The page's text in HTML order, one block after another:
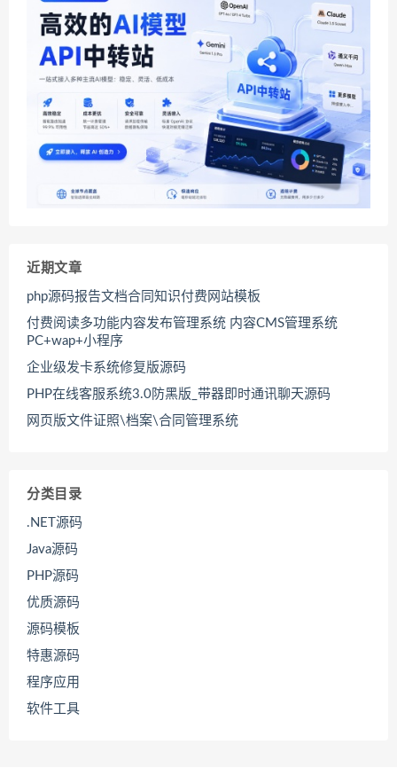
近期文章
php源码报告文档合同知识付费网站模板
付费阅读多功能内容发布管理系统 内容CMS管理系统
PC+wap+小程序
企业级发卡系统修复版源码
PHP在线客服系统3.0防黑版_带器即时通讯聊天源码
网页版文件证照\档案\合同管理系统
分类目录
.NET源码
Java源码
PHP源码
优质源码
源码模板
特惠源码
程序应用
软件工具